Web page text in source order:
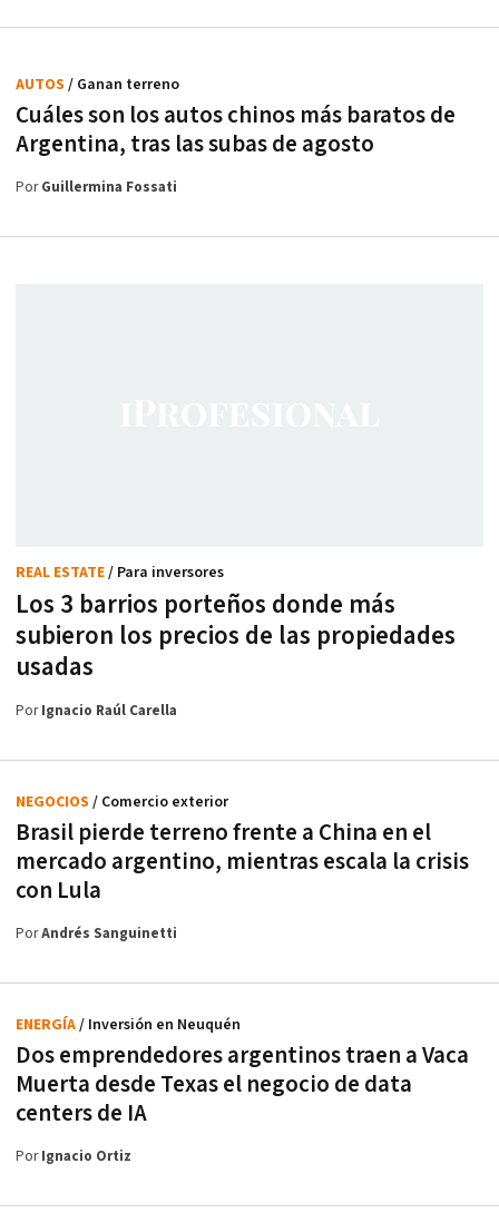
Cuáles son los autos chinos más baratos de
Argentina, tras las subas de agosto
AUTOS / Ganan terreno
PorGuillermina Fossati
Los 3 barrios porteños donde más
subieron los precios de las propiedades
usadas
REAL ESTATE/ Para inversores
PorIgnacio Raúl Carella
Brasil pierde terreno frente a China en el
mercado argentino, mientras escala la crisis
con Lula
NEGOCIOS / Comercio exterior
PorAndrés Sanguinetti
Dos emprendedores argentinos traen a Vaca
Muerta desde Texas el negocio de data
centers de IA
ENERGÍA/ Inversión en Neuquén
PorIgnacio Ortiz